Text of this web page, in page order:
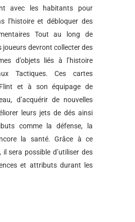
avec les habitants pour
l’histoire et débloquer des
Tout au long de
joueurs devront collecter des
d’objets liés à l’histoire
Tactiques. Ces cartes
et à son équipage de
d’acquérir de nouvelles
leurs jets de dés ainsi
comme la défense, la
la santé. Grâce à ce
il sera possible d’utiliser des
et attributs durant les